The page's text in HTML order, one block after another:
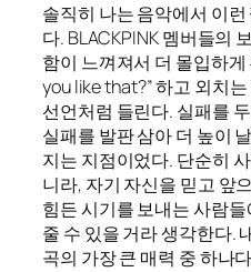
솔직히 나는 음악에서 이
다. BLACKPINK 멤버들의
함이 느껴져서 더 몰입하
you like that?” 하고 외치
선언처럼 들린다. 실패를
실패를 발판 삼아 더 높이
지는 지점이었다. 단순히
니라, 자기 자신을 믿고 앞
힘든 시기를 보내는 사람
줄 수 있을 거라 생각한다.
곡의 가장 큰 매력 중 하나